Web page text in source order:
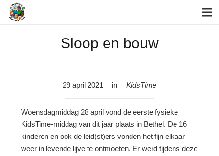
Sloop en bouw
29 april 2021 in KidsTime
Woensdagmiddag 28 april vond de eerste fysieke
KidsTime-middag van dit jaar plaats in Bethel. De 16
kinderen en ook de leid(st)ers vonden het fijn elkaar
weer in levende lijve te ontmoeten. Er werd tijdens deze